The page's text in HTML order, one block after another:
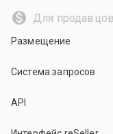
Для продавцов
Размещение
Система запросов
API